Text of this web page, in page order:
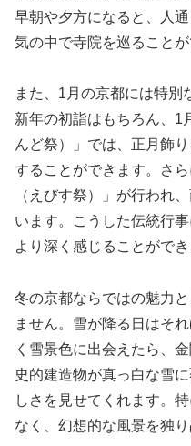
早朝や夕方になると、人
気の中で寺院を巡ることが
また、1月の京都には特別
新年の初詣はもちろん、1
んど祭）」では、正月飾
することができます。さ
（えびす祭）」が行われ
います。こうした伝統行
より深く感じることができ
冬の京都ならではの魅力
ません。雪が降る日はそ
く雪景色に出会えたら、
史的建造物が真っ白な雪
しさを見せてくれます。
なく、幻想的な風景を独